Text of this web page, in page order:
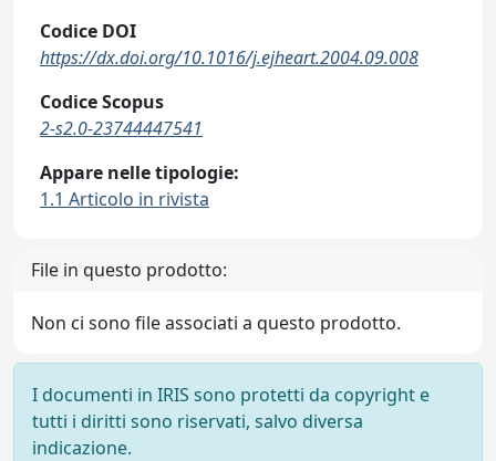
Codice DOI
https://dx.doi.org/10.1016/j.ejheart.2004.09.008
Codice Scopus
2-s2.0-23744447541
Appare nelle tipologie:
1.1 Articolo in rivista
File in questo prodotto:
Non ci sono file associati a questo prodotto.
I documenti in IRIS sono protetti da copyright e
tutti i diritti sono riservati, salvo diversa
indicazione.